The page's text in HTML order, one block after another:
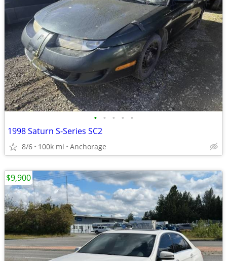
• • • • •
1998 Saturn S-Series SC2
8/6 100k mi Anchorage
$9,900